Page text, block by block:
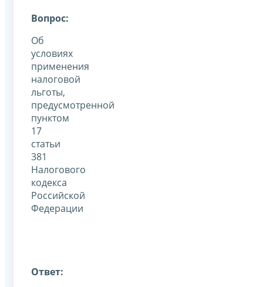
Вопрос:
Об
условиях
применения
налоговой
льготы,
предусмотренной
пунктом
17
статьи
381
Налогового
кодекса
Российской
Федерации
Ответ: